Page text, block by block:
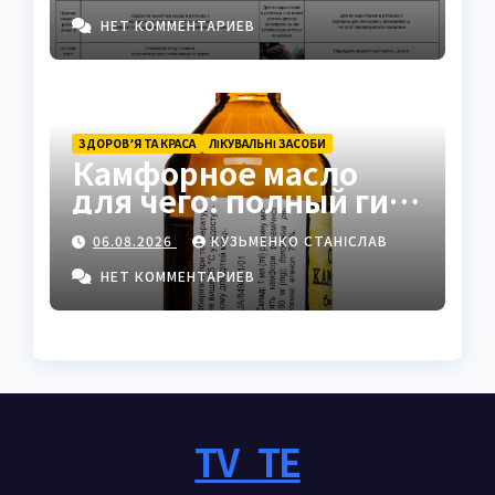
НЕТ КОММЕНТАРИЕВ
ЗДОРОВ’Я ТА КРАСА ЛІКУВАЛЬНІ ЗАСОБИ
Камфорное масло
для чего: полный гид
по применению и
свойствам
06.08.2026
КУЗЬМЕНКО СТАНІСЛАВ
НЕТ КОММЕНТАРИЕВ
TV_TE